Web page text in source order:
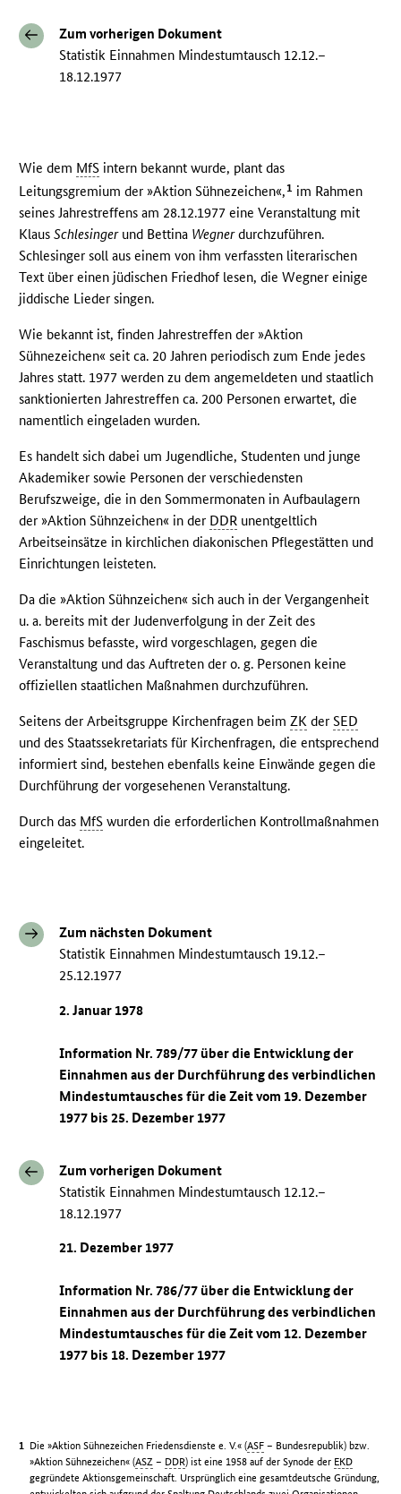
Zum vorherigen Dokument
Statistik Einnahmen Mindestumtausch 12.12.–
18.12.1977
Wie dem MfS intern bekannt wurde, plant das
Leitungsgremium der »Aktion Sühnezeichen«,1 im Rahmen
seines Jahrestreffens am 28.12.1977 eine Veranstaltung mit
KlausSchlesingerund Bettina Wegnerdurchzuführen.
Schlesinger soll aus einem von ihm verfassten literarischen
Text über einen jüdischen Friedhof lesen, die Wegner einige
jiddische Lieder singen.
Wie bekannt ist, finden Jahrestreffen der »Aktion
Sühnezeichen« seit ca. 20 Jahren periodisch zum Ende jedes
Jahres statt. 1977 werden zu dem angemeldeten und staatlich
sanktionierten Jahrestreffen ca. 200 Personen erwartet, die
namentlich eingeladen wurden.
Es handelt sich dabei um Jugendliche, Studenten und junge
Akademiker sowie Personen der verschiedensten
Berufszweige, die in den Sommermonaten in Aufbaulagern
der »Aktion Sühnzeichen« in der DDR unentgeltlich
Arbeitseinsätze in kirchlichen diakonischen Pflegestätten und
Einrichtungen leisteten.
Da die »Aktion Sühnzeichen« sich auch in der Vergangenheit
u. a. bereits mit der Judenverfolgung in der Zeit des
Faschismus befasste, wird vorgeschlagen, gegen die
Veranstaltung und das Auftreten der o. g. Personen keine
offiziellen staatlichen Maßnahmen durchzuführen.
Seitens der Arbeitsgruppe Kirchenfragen beimZK derSED
und des Staatssekretariats für Kirchenfragen, die entsprechend
informiert sind, bestehen ebenfalls keine Einwände gegen die
Durchführung der vorgesehenen Veranstaltung.
Durch das MfS wurden die erforderlichen Kontrollmaßnahmen
eingeleitet.
Zum nächsten Dokument
Statistik Einnahmen Mindestumtausch 19.12.–
25.12.1977
2. Januar 1978
Information Nr. 789/77 über die Entwicklung der
Einnahmen aus der Durchführung des verbindlichen
Mindestumtausches für die Zeit vom 19. Dezember
1977 bis 25. Dezember 1977
Zum vorherigen Dokument
Statistik Einnahmen Mindestumtausch 12.12.–
18.12.1977
21. Dezember 1977
Information Nr. 786/77 über die Entwicklung der
Einnahmen aus der Durchführung des verbindlichen
Mindestumtausches für die Zeit vom 12. Dezember
1977 bis 18. Dezember 1977
Die »Aktion Sühnezeichen Friedensdienste e. V.« (ASF – Bundesrepublik) bzw.
»Aktion Sühnezeichen« (ASZ – DDR) ist eine 1958 auf der Synode der EKD
gegründete Aktionsgemeinschaft. Ursprünglich eine gesamtdeutsche Gründung,